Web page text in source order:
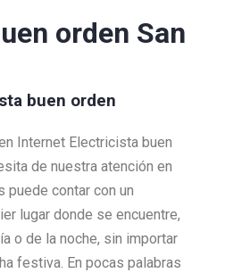
orden San
buen orden
Internet Electricista buen
de nuestra atención en
puede contar con un
lugar donde se encuentre,
o de la noche, sin importar
festiva. En pocas palabras